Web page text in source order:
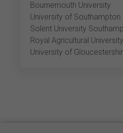
Bournemouth University
University of Southampton
Solent University
Royal Agricultural University
University of